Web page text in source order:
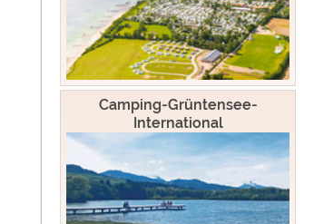
Camping-Grüntensee-
International